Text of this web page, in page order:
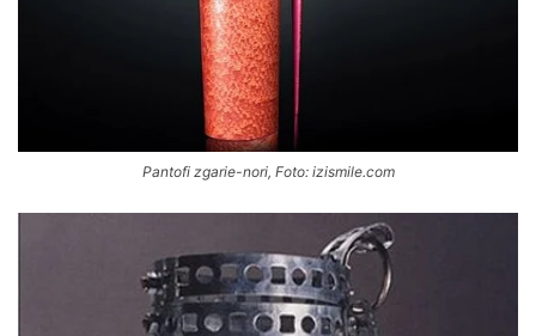
Pantofi zgarie-nori, Foto: izismile.com